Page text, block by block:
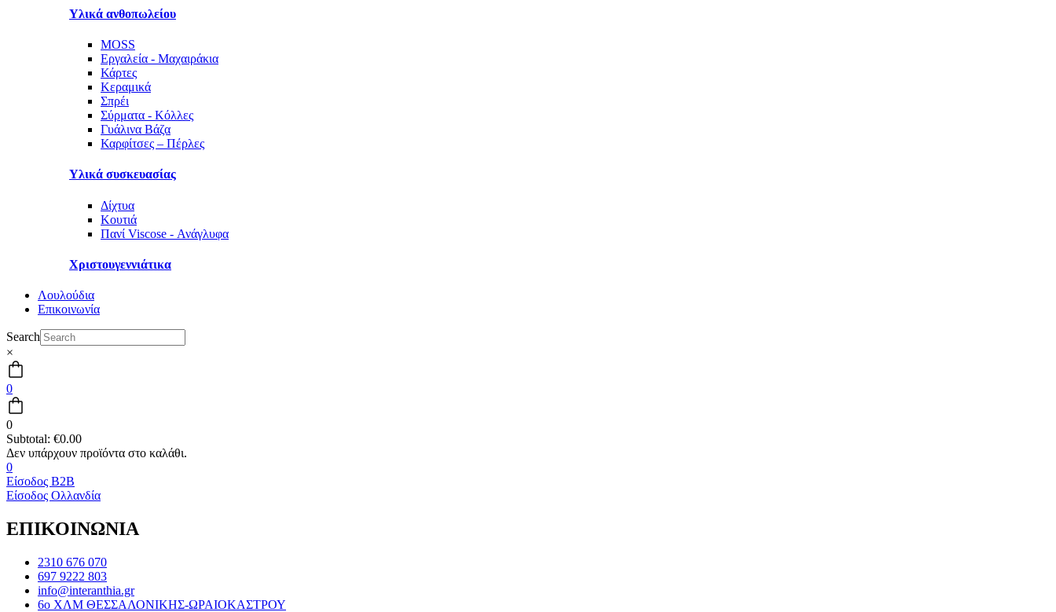
Υλικά ανθοπωλείου
MOSS
Εργαλεία - Μαχαιράκια
Κάρτες
Κεραμικά
Σπρέι
Σύρματα - Κόλλες
Γυάλινα Βάζα
Καρφίτσες – Πέρλες
Υλικά συσκευασίας
Δίχτυα
Κουτιά
Πανί Viscose - Ανάγλυφα
Χριστουγεννιάτικα
Λουλούδια
Επικοινωνία
Search
×
0
0
Subtotal: €0.00
0
Είσοδος B2B
Είσοδος Ολλανδία
ΕΠΙΚΟΙΝΩΝΙΑ
2310 676 070
697 9222 803
info@interanthia.gr
6ο ΧΛΜ ΘΕΣΣΑΛΟΝΙΚΗΣ-ΩΡΑΙΟΚΑΣΤΡΟΥ